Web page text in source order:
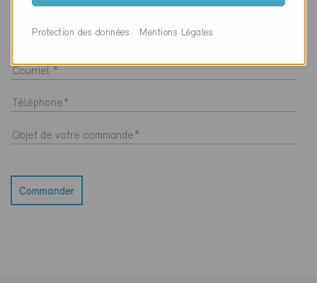
Commander
Protection des données Mentions Légales